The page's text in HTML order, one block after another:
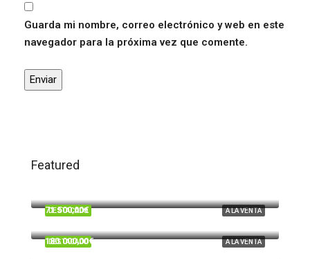
Guarda mi nombre, correo electrónico y web en este
navegador para la próxima vez que comente.
Featured
A LA VENTA
DESTACADO
A LA VENTA
DESTACADO
71.500,00€
180.000,00€